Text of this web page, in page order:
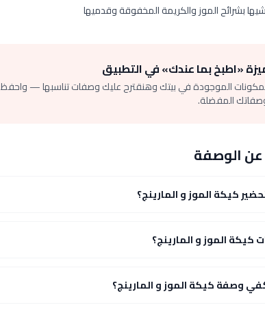
بشرائح الموز والكريمة المخفوقة وقدميها
«اطبخ بما عندك» في التطبيق
الموجودة في بيتك وهنقترح عليك وصفات تناسبها — واحفظ
المفضلة.
الوصفة
كيكة الموز و المارينج؟
الموز و المارينج؟
وصفة كيكة الموز و المارينج؟